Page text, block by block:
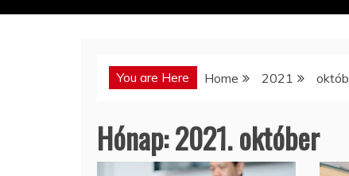
You are Here Home 2021
Hónap:2021. október